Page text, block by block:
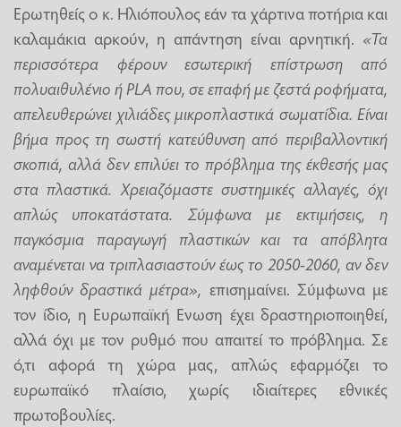
Ερωτηθείς ο κ. Ηλιόπουλος εάν τα χάρτινα ποτήρια και
καλαμάκια αρκούν, η απάντηση είναι αρνητική. «Τα
περισσότερα φέρουν εσωτερική επίστρωση από
πολυαιθυλένιο ή PLA που, σε επαφή με ζεστά ροφήματα,
απελευθερώνει χιλιάδες μικροπλαστικά σωματίδια. Είναι
βήμα προς τη σωστή κατεύθυνση από περιβαλλοντική
σκοπιά, αλλά δεν επιλύει το πρόβλημα της έκθεσής μας
στα πλαστικά. Χρειαζόμαστε συστημικές αλλαγές, όχι
απλώς υποκατάστατα. Σύμφωνα με εκτιμήσεις, η
παγκόσμια παραγωγή πλαστικών και τα απόβλητα
αναμένεται να τριπλασιαστούν έως το 2050-2060, αν δεν
ληφθούν δραστικά μέτρα», επισημαίνει. Σύμφωνα με
τον ίδιο, η Ευρωπαϊκή Ενωση έχει δραστηριοποιηθεί,
αλλά όχι με τον ρυθμό που απαιτεί το πρόβλημα. Σε
ό,τι αφορά τη χώρα μας, απλώς εφαρμόζει το
ευρωπαϊκό πλαίσιο, χωρίς ιδιαίτερες εθνικές
πρωτοβουλίες.